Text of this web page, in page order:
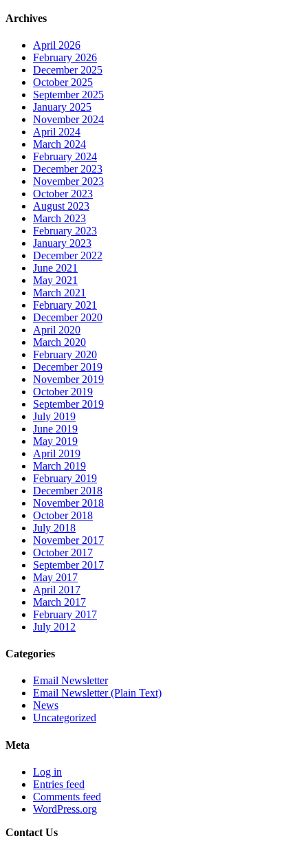
Archives
April 2026
February 2026
December 2025
October 2025
September 2025
January 2025
November 2024
April 2024
March 2024
February 2024
December 2023
November 2023
October 2023
August 2023
March 2023
February 2023
January 2023
December 2022
June 2021
May 2021
March 2021
February 2021
December 2020
April 2020
March 2020
February 2020
December 2019
November 2019
October 2019
September 2019
July 2019
June 2019
May 2019
April 2019
March 2019
February 2019
December 2018
November 2018
October 2018
July 2018
November 2017
October 2017
September 2017
May 2017
April 2017
March 2017
February 2017
July 2012
Categories
Email Newsletter
Email Newsletter (Plain Text)
News
Uncategorized
Meta
Log in
Entries feed
Comments feed
WordPress.org
Contact Us